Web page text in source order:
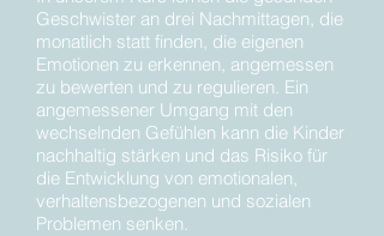
Geschwister an drei Nachmittagen, die
monatlich statt finden, die eigenen
Emotionen zu erkennen, angemessen
zu bewerten und zu regulieren. Ein
angemessener Umgang mit den
wechselnden Gefühlen kann die Kinder
nachhaltig stärken und das Risiko für
die Entwicklung von emotionalen,
verhaltensbezogenen und sozialen
Problemen senken.